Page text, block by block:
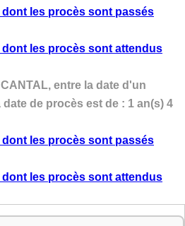
entre la date d'un
de procès est de : 1 an(s) 4